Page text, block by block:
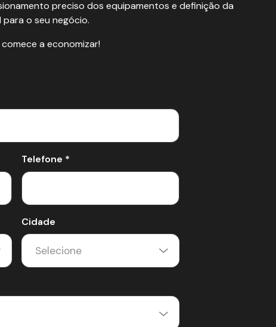
preciso dos equipamentos e definição da
para o seu negócio.
a economizar!
Telefone *
Cidade